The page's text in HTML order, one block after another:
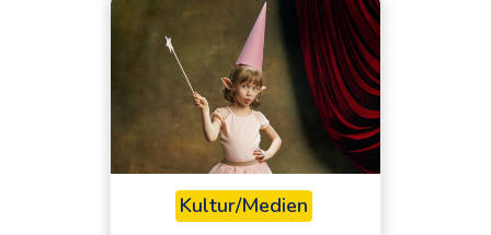
Kultur/Medien